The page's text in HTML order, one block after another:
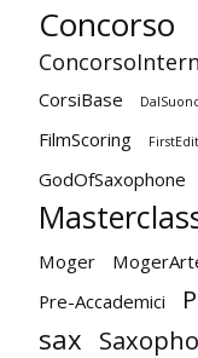
Concorso
CorsiBase
FilmScoring
GodOfSaxophone
Moger
Pre-Accademici
sax